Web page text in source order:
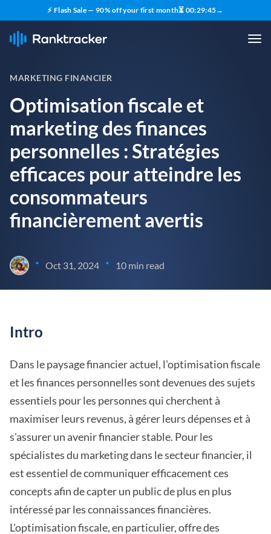
⚡ Flash Sale — 90% off your first month⏳ 00:29:44→
MARKETING FINANCIER
Optimisation fiscale et
marketing des finances
personnelles : Stratégies
efficaces pour atteindre les
consommateurs
financièrement avertis
• Oct 31, 2024 • 10 min read
Intro
Dans le paysage financier actuel, l'optimisation fiscale
et les finances personnelles sont devenues des sujets
essentiels pour les personnes qui cherchent à
maximiser leurs revenus, à gérer leurs dépenses et à
s'assurer un avenir financier stable. Pour les
spécialistes du marketing dans le secteur financier, il
est essentiel de communiquer efficacement ces
concepts afin de capter un public de plus en plus
intéressé par les connaissances financières.
L'optimisation fiscale, en particulier, offre des